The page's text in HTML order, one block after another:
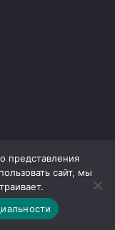
представления
сайт, мы